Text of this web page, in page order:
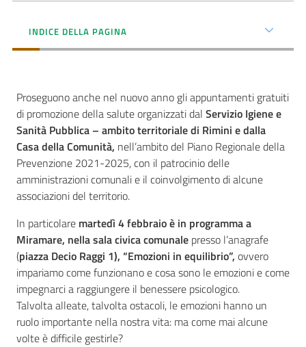
Bandi
Seguici
su
INDICE DELLA PAGINA
Proseguono anche nel nuovo anno gli appuntamenti gratuiti
di promozione della salute organizzati dal Servizio Igiene e
Sanità Pubblica – ambito territoriale di Rimini e dalla
Casa della Comunità, nell’ambito del Piano Regionale della
Prevenzione 2021-2025, con il patrocinio delle
amministrazioni comunali e il coinvolgimento di alcune
associazioni del territorio.
In particolare martedì 4 febbraio è in programma a
Miramare, nella sala civica comunale presso l’anagrafe
(piazza Decio Raggi 1), “Emozioni in equilibrio”, ovvero
impariamo come funzionano e cosa sono le emozioni e come
impegnarci a raggiungere il benessere psicologico.
Talvolta alleate, talvolta ostacoli, le emozioni hanno un
ruolo importante nella nostra vita: ma come mai alcune
volte è difficile gestirle?